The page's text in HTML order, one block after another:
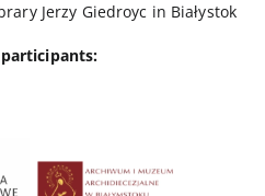
Jerzy Giedroyc in Białystok